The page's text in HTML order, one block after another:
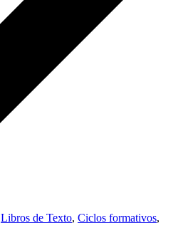
Libros de Texto, Ciclos formativos,